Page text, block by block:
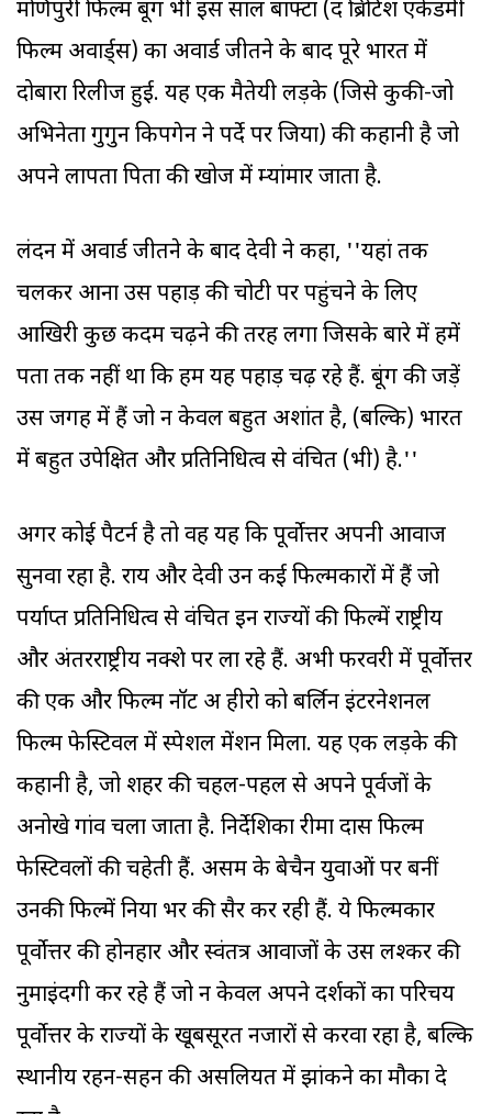
मणिपुरी फिल्म बूंग भी इस साल बाफ्टा (द ब्रिटिश एकेडमी
फिल्म अवार्ड्स) का अवार्ड जीतने के बाद पूरे भारत में
दोबारा रिलीज हुई. यह एक मैतेयी लड़के (जिसे कुकी-जो
अभिनेता गुगुन किपगेन ने पर्दे पर जिया) की कहानी है जो
अपने लापता पिता की खोज में म्यांमार जाता है.
लंदन में अवार्ड जीतने के बाद देवी ने कहा, ''यहां तक
चलकर आना उस पहाड़ की चोटी पर पहुंचने के लिए
आखिरी कुछ कदम चढ़ने की तरह लगा जिसके बारे में हमें
पता तक नहीं था कि हम यह पहाड़ चढ़ रहे हैं. बूंग की जड़ें
उस जगह में हैं जो न केवल बहुत अशांत है, (बल्कि) भारत
में बहुत उपेक्षित और प्रतिनिधित्व से वंचित (भी) है.''
अगर कोई पैटर्न है तो वह यह कि पूर्वोत्तर अपनी आवाज
सुनवा रहा है. राय और देवी उन कई फिल्मकारों में हैं जो
पर्याप्त प्रतिनिधित्व से वंचित इन राज्यों की फिल्में राष्ट्रीय
और अंतरराष्ट्रीय नक्शे पर ला रहे हैं. अभी फरवरी में पूर्वोत्तर
की एक और फिल्म नॉट अ हीरो को बर्लिन इंटरनेशनल
फिल्म फेस्टिवल में स्पेशल मेंशन मिला. यह एक लड़के की
कहानी है, जो शहर की चहल-पहल से अपने पूर्वजों के
अनोखे गांव चला जाता है. निर्देशिका रीमा दास फिल्म
फेस्टिवलों की चहेती हैं. असम के बेचैन युवाओं पर बनीं
उनकी फिल्में दुनिया भर की सैर कर रही हैं. ये फिल्मकार
पूर्वोत्तर की होनहार और स्वंतत्र आवाजों के उस लश्कर की
नुमाइंदगी कर रहे हैं जो न केवल अपने दर्शकों का परिचय
पूर्वोत्तर के राज्यों के खूबसूरत नजारों से करवा रहा है, बल्कि
स्थानीय रहन-सहन की असलियत में झांकने का मौका दे